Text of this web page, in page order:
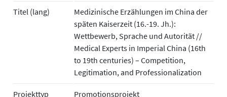
Titel (lang)
Medizinische Erzählungen im China der
späten Kaiserzeit (16.-19. Jh.):
Wettbewerb, Sprache und Autorität //
Medical Experts in Imperial China (16th
to 19th centuries) – Competition,
Legitimation, and Professionalization
Projekttyp Promotionsprojekt